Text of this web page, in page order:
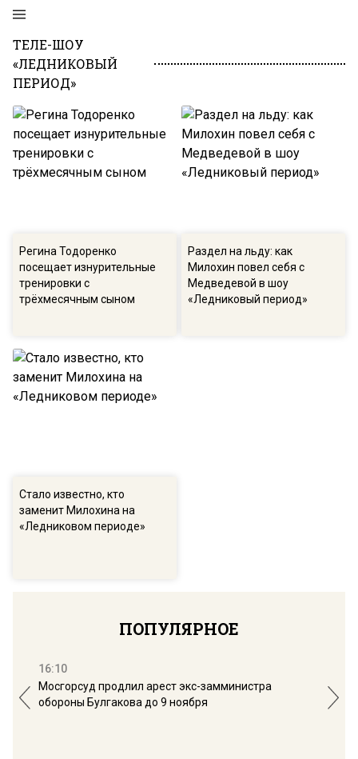
ТЕЛЕ-ШОУ
«ЛЕДНИКОВЫЙ
ПЕРИОД»
Регина Тодоренко
посещает изнурительные
тренировки с
трёхмесячным сыном
Раздел на льду: как
Милохин повел себя с
Медведевой в шоу
«Ледниковый период»
Стало известно, кто
заменит Милохина на
«Ледниковом периоде»
ПОПУЛЯРНОЕ
16:10
Мосгорсуд продлил арест экс-замминистра
обороны Булгакова до 9 ноября